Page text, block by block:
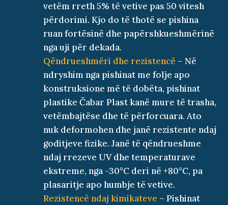
vetëm rreth 5% të vetive pas 50 vitesh
përdorimi. Kjo do të thotë se pishina
ruan fortësinë dhe papërshkueshmërinë
nga uji për dekada.
Qëndrueshmëri dhe rezistencë – Në
ndryshim nga pishinat me folje apo
konstruksione më të dobëta, pishinat
plastike Čabar Plast kanë mure të trasha,
vetëmbajtëse dhe të përforcuara. Ato
nuk deformohen dhe janë rezistente ndaj
goditjeve fizike. Janë të qëndrueshme
ndaj rrezeve UV dhe temperaturave
ekstreme, nga -30°C deri në +80°C, pa
plasaritje apo humbje të vetive.
Rezistencë ndaj kimikateve – Pishinat